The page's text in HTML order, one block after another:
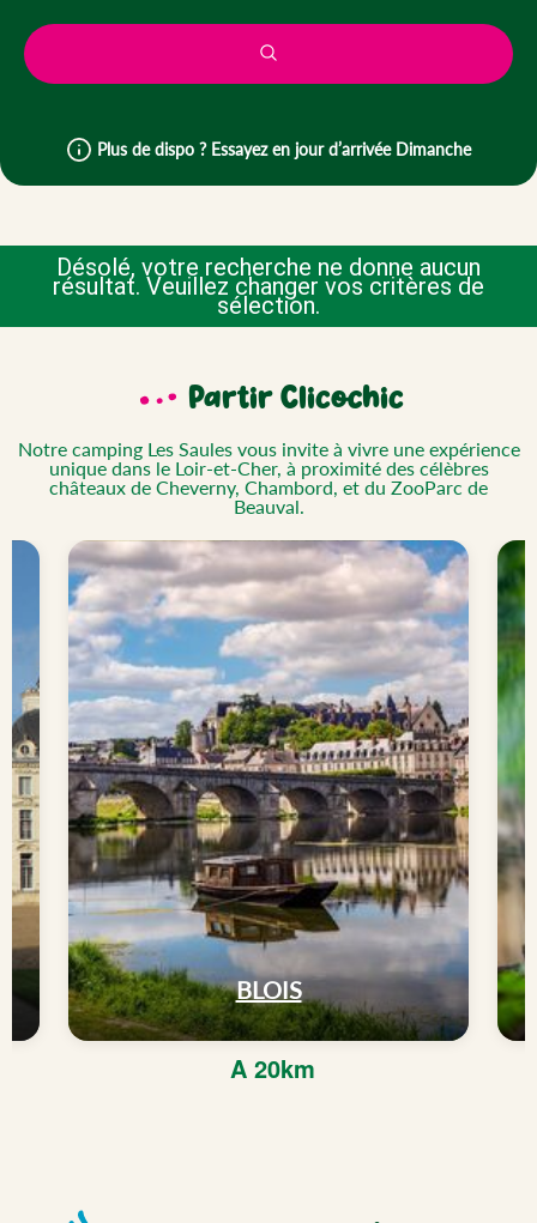
Plus de dispo ? Essayez en jour d’arrivée Dimanche
Désolé, votre recherche ne donne aucun
résultat. Veuillez changer vos critères de
sélection.
PartirClicochic
Notre camping Les Saules vous invite à vivre une expérience
unique dans le Loir-et-Cher, à proximité des célèbres
châteaux de Cheverny, Chambord, et du ZooParc de
Beauval.
BLOIS
A 20km